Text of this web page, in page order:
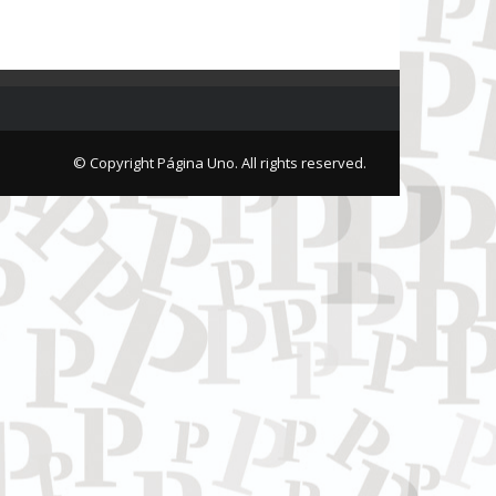
© Copyright Página Uno. All rights reserved.